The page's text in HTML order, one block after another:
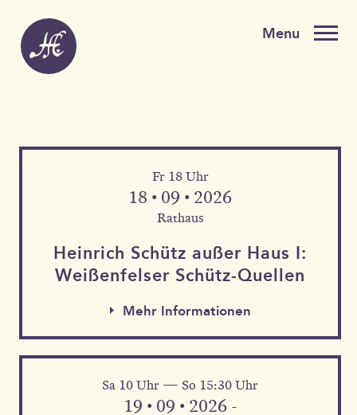
Fr 18 Uhr
18 • 09 • 2026
Rathaus
Heinrich Schütz außer Haus I:
Weißen­felser Schütz-Quellen
Mehr Informationen
Mehr Informationen
Sa 10 Uhr — So 15:30 Uhr
19 • 09 • 2026 -